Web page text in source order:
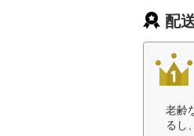
配
老齢
るし